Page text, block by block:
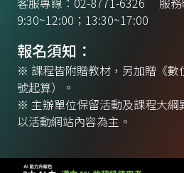
9:30~12:00；13:30~17:00
報名須知：
※ 課程皆附贈教材，另加贈《數
號起算）。
※ 主辦單位保留活動及課程大綱
以活動網站內容為主。